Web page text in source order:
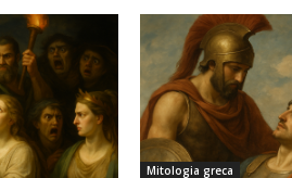
Mitologia greca